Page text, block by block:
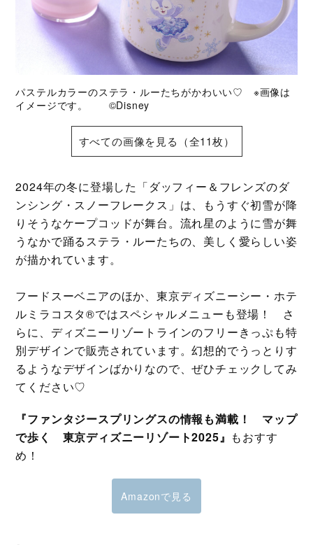
パステルカラーのステラ・ルーたちがかわいい♡ ※画像は
イメージです。 ©Disney
すべての画像を見る（全11枚）
2024年の冬に登場した「ダッフィー＆フレンズのダ
ンシング・スノーフレークス」は、もうすぐ初雪が降
りそうなケープコッドが舞台。流れ星のように雪が舞
うなかで踊るステラ・ルーたちの、美しく愛らしい姿
が描かれています。
フードスーベニアのほか、東京ディズニーシー・ホテ
ルミラコスタ®ではスペシャルメニューも登場！ さ
らに、ディズニーリゾートラインのフリーきっぷも特
別デザインで販売されています。幻想的でうっとりす
るようなデザインばかりなので、ぜひチェックしてみ
てください♡
『ファンタジースプリングスの情報も満載！ マップ
で歩く 東京ディズニーリゾート2025』 もおすす
め！
Amazonで見る